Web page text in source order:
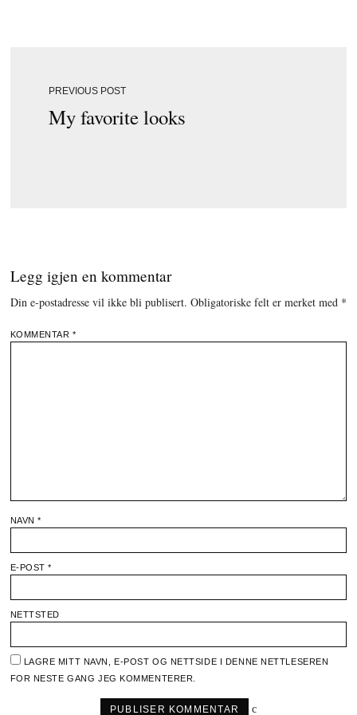
PREVIOUS POST
My favorite looks
Legg igjen en kommentar
Din e-postadresse vil ikke bli publisert. Obligatoriske felt er merket med *
KOMMENTAR*
NAVN*
E-POST*
NETTSTED
LAGRE MITT NAVN, E-POST OG NETTSIDE I DENNE NETTLESEREN
FOR NESTE GANG JEG KOMMENTERER.